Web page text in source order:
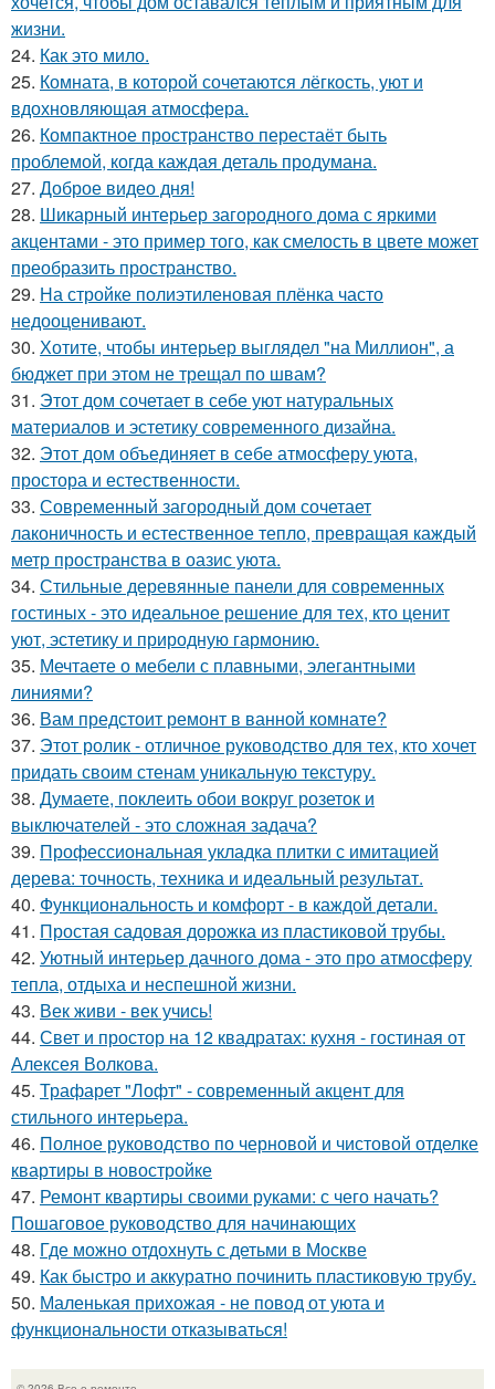
жизни.
24. Как это мило.
25. Комната, в которой сочетаются лёгкость, уют и
вдохновляющая атмосфера.
26. Компактное пространство перестаёт быть
проблемой, когда каждая деталь продумана.
27. Доброе видео дня!
28. Шикарный интерьер загородного дома с яркими
акцентами - это пример того, как смелость в цвете может
преобразить пространство.
29. На стройке полиэтиленовая плёнка часто
недооценивают.
30. Хотите, чтобы интерьер выглядел "на Миллион", а
бюджет при этом не трещал по швам?
31. Этот дом сочетает в себе уют натуральных
материалов и эстетику современного дизайна.
32. Этот дом объединяет в себе атмосферу уюта,
простора и естественности.
33. Современный загородный дом сочетает
лаконичность и естественное тепло, превращая каждый
метр пространства в оазис уюта.
34. Стильные деревянные панели для современных
гостиных - это идеальное решение для тех, кто ценит
уют, эстетику и природную гармонию.
35. Мечтаете о мебели с плавными, элегантными
линиями?
36. Вам предстоит ремонт в ванной комнате?
37. Этот ролик - отличное руководство для тех, кто хочет
придать своим стенам уникальную текстуру.
38. Думаете, поклеить обои вокруг розеток и
выключателей - это сложная задача?
39. Профессиональная укладка плитки с имитацией
дерева: точность, техника и идеальный результат.
40. Функциональность и комфорт - в каждой детали.
41. Простая садовая дорожка из пластиковой трубы.
42. Уютный интерьер дачного дома - это про атмосферу
тепла, отдыха и неспешной жизни.
43. Век живи - век учись!
44. Свет и простор на 12 квадратах: кухня - гостиная от
Алексея Волкова.
45. Трафарет "Лофт" - современный акцент для
стильного интерьера.
46. Полное руководство по черновой и чистовой отделке
квартиры в новостройке
47. Ремонт квартиры своими руками: с чего начать?
Пошаговое руководство для начинающих
48. Где можно отдохнуть с детьми в Москве
49. Как быстро и аккуратно починить пластиковую трубу.
50. Маленькая прихожая - не повод от уюта и
функциональности отказываться!